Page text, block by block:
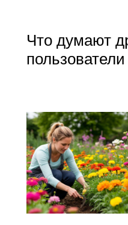
Что думают